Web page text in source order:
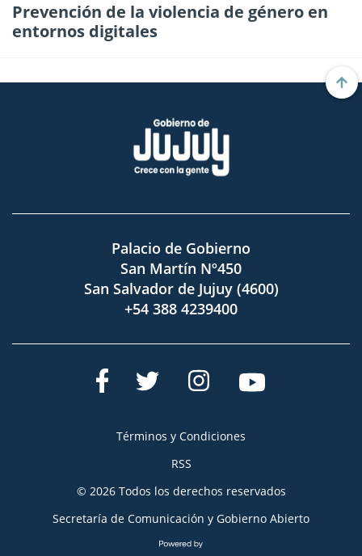
Prevención de la violencia de género en
entornos digitales
Palacio de Gobierno
San Martín Nº450
San Salvador de Jujuy (4600)
+54 388 4239400
Términos y Condiciones
RSS
© 2026 Todos los derechos reservados
Secretaría de Comunicación y Gobierno Abierto